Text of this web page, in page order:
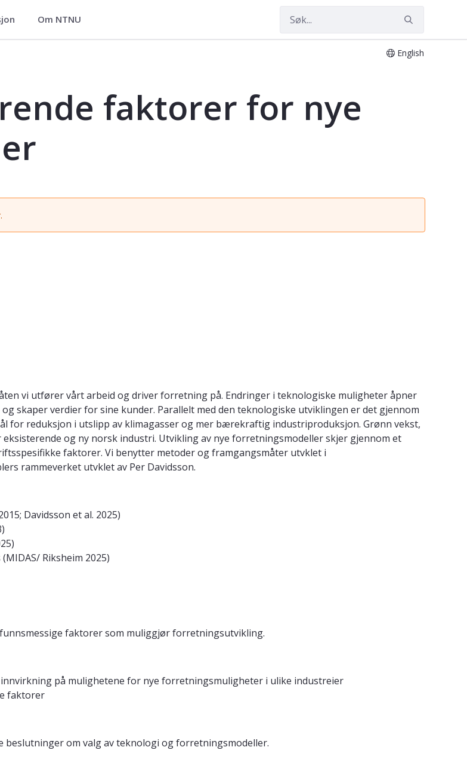
Om NTNU
English
forretningsmodeller - AV600217
faktorer for nye
vi utfører vårt arbeid og driver forretning på. Endringer i teknologiske muligheter åpner
skaper verdier for sine kunder. Parallelt med den teknologiske utviklingen er det gjennom
for reduksjon i utslipp av klimagasser og mer bærekraftig industriproduksjon. Grønn vekst,
og ny norsk industri. Utvikling av nye forretningsmodeller skjer gjennom et
faktorer. Vi benytter metoder og framgangsmåter utvklet i
rammeverket utvklet av Per Davidsson.
Davidsson et al. 2025)
Riksheim 2025)
faktorer som muliggjør forretningsutvikling.
på mulighetene for nye forretningsmuligheter i ulike industreier
faktorer
beslutninger om valg av teknologi og forretningsmodeller.